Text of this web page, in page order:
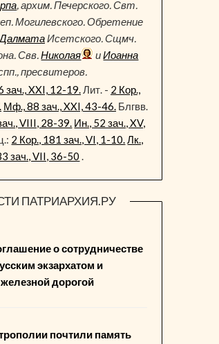
, архим. Печерского. Свт.
Могилевского. Обретение
Исетского. Сщмч.
Свв.Николая иИоанна
пресвитеров.
зач., XXI, 12-19.Лит. - 2 Кор.,
Мф., 88 зач., XXI, 43-46.Блгвв.
VIII, 28-39. Ин., 52 зач., XV,
2 Кор., 181 зач., VI, 1-10.Лк.,
зач., VII, 36-50 .
ПАТРИАРХИЯ.РУ
о сотрудничестве
экзархатом и
дорогой
почтили память